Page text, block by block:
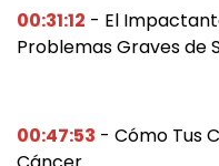
00:31:12 - El
Problemas Graves de
00:47:53 - Cómo Tus